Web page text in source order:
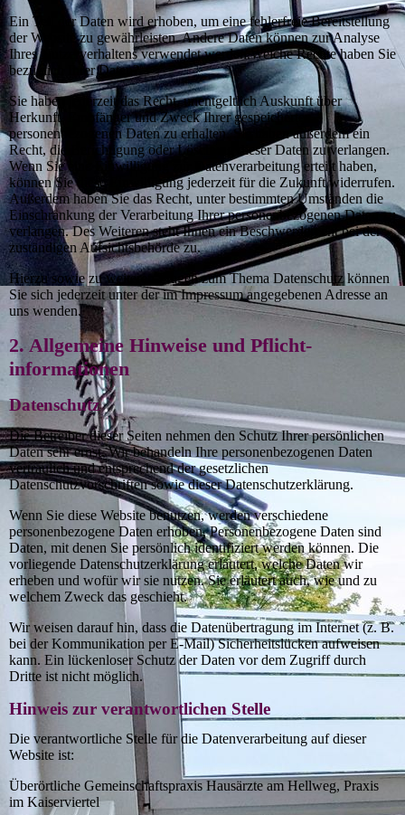
Ein Teil der Daten wird erhoben, um eine fehlerfreie Bereitstellung
der Website zu gewährleisten. Andere Daten können zur Analyse
Ihres Nutzerverhaltens verwendet werden.Welche Rechte haben Sie
bezüglich Ihrer Daten?
Sie haben jederzeit das Recht, unentgeltlich Auskunft über
Herkunft, Empfänger und Zweck Ihrer gespeicherten
personenbezogenen Daten zu erhalten. Sie haben außerdem ein
Recht, die Berichtigung oder Löschung dieser Daten zu verlangen.
Wenn Sie eine Einwilligung zur Datenverarbeitung erteilt haben,
können Sie diese Einwilligung jederzeit für die Zukunft widerrufen.
Außerdem haben Sie das Recht, unter bestimmten Umständen die
Einschränkung der Verarbeitung Ihrer personenbezogenen Daten zu
verlangen. Des Weiteren steht Ihnen ein Beschwerderecht bei der
zuständigen Aufsichtsbehörde zu.
Hierzu sowie zu weiteren Fragen zum Thema Datenschutz können
Sie sich jederzeit unter der im Impressum angegebenen Adresse an
uns wenden.
2. Allgemeine Hinweise und Pflicht­
informationen
Datenschutz
Die Betreiber dieser Seiten nehmen den Schutz Ihrer persönlichen
Daten sehr ernst. Wir behandeln Ihre personenbezogenen Daten
vertraulich und entsprechend der gesetzlichen
Datenschutzvorschriften sowie dieser Datenschutzerklärung.
Wenn Sie diese Website benutzen, werden verschiedene
personenbezogene Daten erhoben. Personenbezogene Daten sind
Daten, mit denen Sie persönlich identifiziert werden können. Die
vorliegende Datenschutzerklärung erläutert, welche Daten wir
erheben und wofür wir sie nutzen. Sie erläutert auch, wie und zu
welchem Zweck das geschieht.
Wir weisen darauf hin, dass die Datenübertragung im Internet (z. B.
bei der Kommunikation per E-Mail) Sicherheitslücken aufweisen
kann. Ein lückenloser Schutz der Daten vor dem Zugriff durch
Dritte ist nicht möglich.
Hinweis zur verantwortlichen Stelle
Die verantwortliche Stelle für die Datenverarbeitung auf dieser
Website ist:
Überörtliche Gemeinschaftspraxis Hausärzte am Hellweg, Praxis
im Kaiserviertel